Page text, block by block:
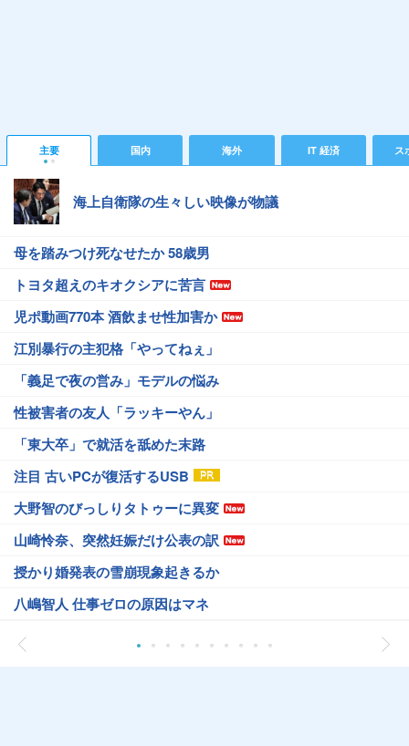
主要 国内 海外 IT 経済 ス
海上自衛隊の生々しい映像が物議
母を踏みつけ死なせたか 58歳男
トヨタ超えのキオクシアに苦言
児ポ動画770本 酒飲ませ性加害か
江別暴行の主犯格「やってねぇ」
「義足で夜の営み」モデルの悩み
性被害者の友人「ラッキーやん」
「東大卒」で就活を舐めた末路
注目 古いPCが復活するUSB
大野智のびっしりタトゥーに異変
山崎怜奈、突然妊娠だけ公表の訳
授かり婚発表の雪崩現象起きるか
八嶋智人 仕事ゼロの原因はマネ